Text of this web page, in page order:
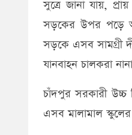
সুত্রে জানা যায়,
সড়কের উপর পড়ে
সড়কে এসব সামগ্রী
যানবাহন চালকরা
চাঁদপুর সরকারী উচ্চ
এসব মালামাল